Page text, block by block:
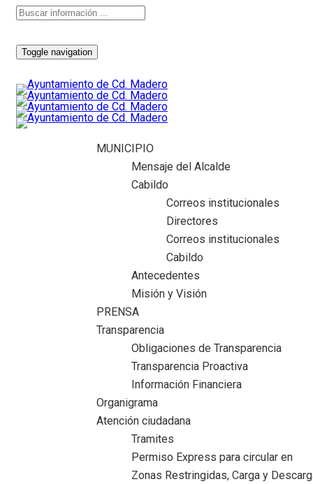
Toggle navigation
MUNICIPIO
Mensaje del Alcalde
Cabildo
Correos institucionales
Directores
Correos institucionales
Cabildo
Antecedentes
Misión y Visión
PRENSA
Transparencia
Obligaciones de Transparencia
Transparencia Proactiva
Información Financiera
Organigrama
Atención ciudadana
Tramites
Permiso Express para circular en
Zonas Restringidas, Carga y